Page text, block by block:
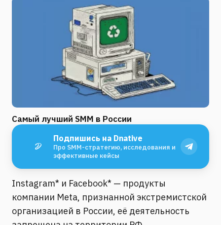
Самый лучший SMM в России
Подпишись на Dnative
Про SMM-стратегию, исследования и
эффективные кейсы
Instagram* и Facebook* — продукты
компании Meta, признанной экстремистской
организацией в России, её деятельность